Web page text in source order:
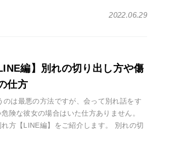
2022.06.29
編】別れの切り出し方や傷
仕方
のは最悪の方法ですが、会って別れ話をす
険な彼女の場合はいた仕方ありません。
方【LINE編】をご紹介します。 別れの切